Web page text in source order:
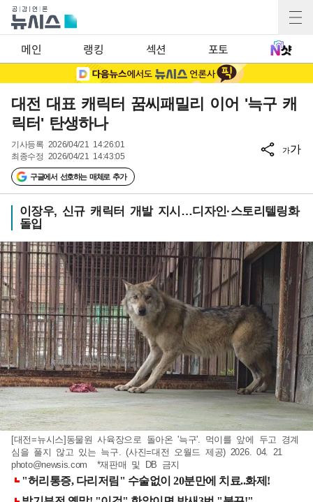
메인 랭킹 섹션 포토
대전 대표 캐릭터 꿈씨패밀리 이어 '늑구 캐
릭터' 탄생하나
기사등록 2026/04/21 14:26:01
최종수정 2026/04/21 14:43:05
구글에서 선호하는 매체로 추가
가가
이장우, 신규 캐릭터 개발 지시…디자인·스토리텔링화
돌입
[대전=뉴시스]동물원 사육장으로 돌아온 '늑구'. 먹이를 앞에 두고 경계
심을 풀지 않고 있는 늑구. (사진=대전 오월드 제공) 2026. 04. 21
photo@newsis.com *재판매 및 DB 금지